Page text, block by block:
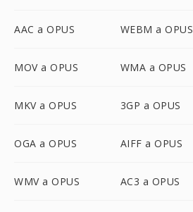
AAC a OPUS WEBM a OPUS
MOV a OPUS WMA a OPUS
MKV a OPUS 3GP a OPUS
OGA a OPUS AIFF a OPUS
WMV a OPUS AC3 a OPUS